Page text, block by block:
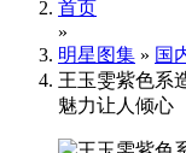
首页
»
明星图集 » 国
王玉雯紫色系
魅力让人倾心